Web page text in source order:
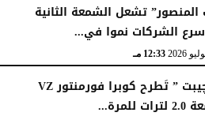
تشعل الشمعة الثانية
الشركات نموا في...
12:33 مـ
”كيان إيچيبت ” تَطرح كوبرا فورمنتور VZ